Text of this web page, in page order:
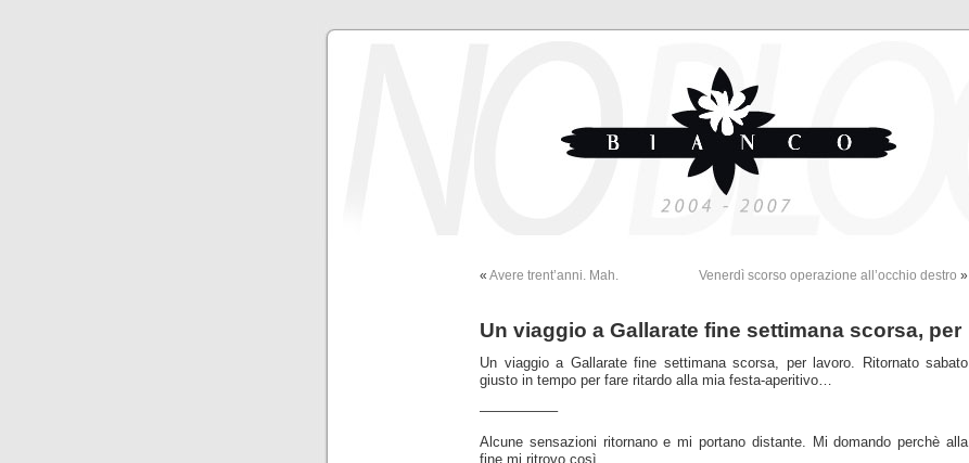
« Avere trent’anni. Mah. Venerdì scorso operazione all’occhio destro »
Un viaggio a Gallarate fine settimana scorsa, per
Un viaggio a Gallarate fine settimana scorsa, per lavoro. Ritornato sabato
giusto in tempo per fare ritardo alla mia festa-aperitivo…
—————–
Alcune sensazioni ritornano e mi portano distante. Mi domando perchè alla
fine mi ritrovo così.